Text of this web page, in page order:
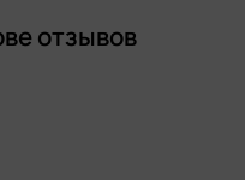
отзывов